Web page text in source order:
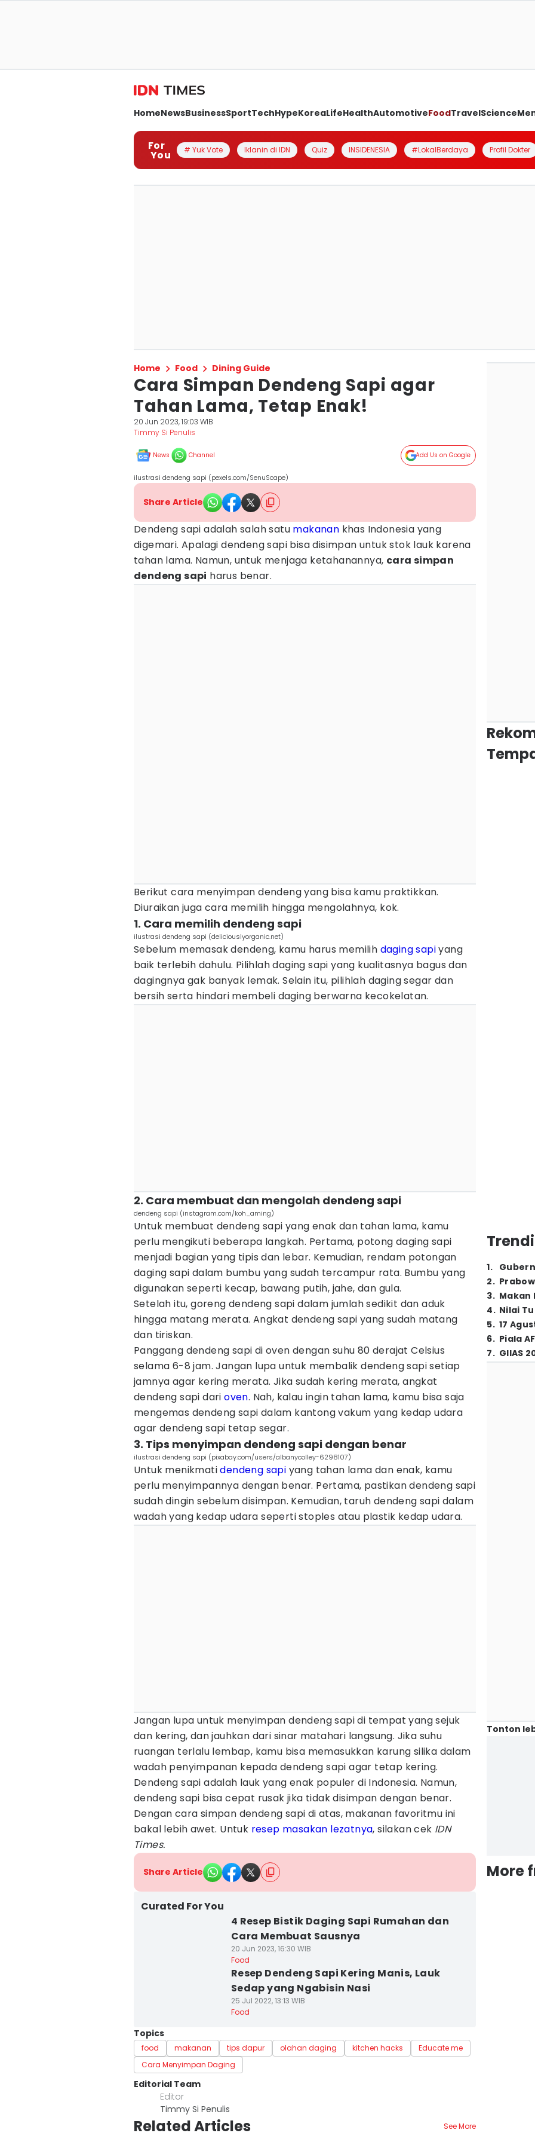
HomeNewsBusinessSportTechHypeKoreaLifeHealthAutomotiveFoodTravelScience
For
You # Yuk Vote Iklanin di IDN Quiz INSIDENESIA #LokalBerdaya Profil Dokter
Home Food Dining Guide
Cara Simpan Dendeng Sapi agar
Tahan Lama, Tetap Enak!
20 Jun 2023, 19:03 WIB
Timmy Si Penulis
News Channel Add Us on Google
ilustrasi dendeng sapi (pexels.com/SenuScape)
Share Article
Dendeng sapi adalah salah satu makanan khas Indonesia yang
digemari. Apalagi dendeng sapi bisa disimpan untuk stok lauk karena
tahan lama. Namun, untuk menjaga ketahanannya, cara simpan
dendeng sapi harus benar.
Berikut cara menyimpan dendeng yang bisa kamu praktikkan.
Diuraikan juga cara memilih hingga mengolahnya, kok.
1. Cara memilih dendeng sapi
ilustrasi dendeng sapi (deliciouslyorganic.net)
Sebelum memasak dendeng, kamu harus memilih daging sapiyang
baik terlebih dahulu. Pilihlah daging sapi yang kualitasnya bagus dan
dagingnya gak banyak lemak. Selain itu, pilihlah daging segar dan
bersih serta hindari membeli daging berwarna kecokelatan.
2. Cara membuat dan mengolah dendeng sapi
dendeng sapi (instagram.com/koh_aming)
Untuk membuat dendeng sapi yang enak dan tahan lama, kamu
perlu mengikuti beberapa langkah. Pertama, potong daging sapi
menjadi bagian yang tipis dan lebar. Kemudian, rendam potongan
daging sapi dalam bumbu yang sudah tercampur rata. Bumbu yang
digunakan seperti kecap, bawang putih, jahe, dan gula.
Setelah itu, goreng dendeng sapi dalam jumlah sedikit dan aduk
hingga matang merata. Angkat dendeng sapi yang sudah matang
dan tiriskan.
Panggang dendeng sapi di oven dengan suhu 80 derajat Celsius
selama 6-8 jam. Jangan lupa untuk membalik dendeng sapi setiap
jamnya agar kering merata. Jika sudah kering merata, angkat
dendeng sapi darioven. Nah, kalau ingin tahan lama, kamu bisa saja
mengemas dendeng sapi dalam kantong vakum yang kedap udara
agar dendeng sapi tetap segar.
3. Tips menyimpan dendeng sapi dengan benar
ilustrasi dendeng sapi (pixabay.com/users/albanycolley-6298107)
Untuk menikmatidendeng sapi yang tahan lama dan enak, kamu
perlu menyimpannya dengan benar. Pertama, pastikan dendeng sapi
sudah dingin sebelum disimpan. Kemudian, taruh dendeng sapi dalam
wadah yang kedap udara seperti stoples atau plastik kedap udara.
Jangan lupa untuk menyimpan dendeng sapi di tempat yang sejuk
dan kering, dan jauhkan dari sinar matahari langsung. Jika suhu
ruangan terlalu lembap, kamu bisa memasukkan karung silika dalam
wadah penyimpanan kepada dendeng sapi agar tetap kering.
Dendeng sapi adalah lauk yang enak populer di Indonesia. Namun,
dendeng sapi bisa cepat rusak jika tidak disimpan dengan benar.
Dengan cara simpan dendeng sapi di atas, makanan favoritmu ini
bakal lebih awet. Untuk resep masakan lezatnya, silakan cek IDN
Times.
Share Article
Curated For You
4 Resep Bistik Daging Sapi Rumahan dan
Cara Membuat Sausnya
20 Jun 2023, 16:30 WIB
Food
Resep Dendeng Sapi Kering Manis, Lauk
Sedap yang Ngabisin Nasi
25 Jul 2022, 13:13 WIB
Food
Topics
food makanan tips dapur olahan daging kitchen hacks
Educate me
Cara Menyimpan Daging
Editorial Team
Editor
Timmy Si Penulis
Related Articles See More
1.
2.
3. Makan
4. Nilai
5. 17
6. Piala
7. GIIAS
Tonton
More